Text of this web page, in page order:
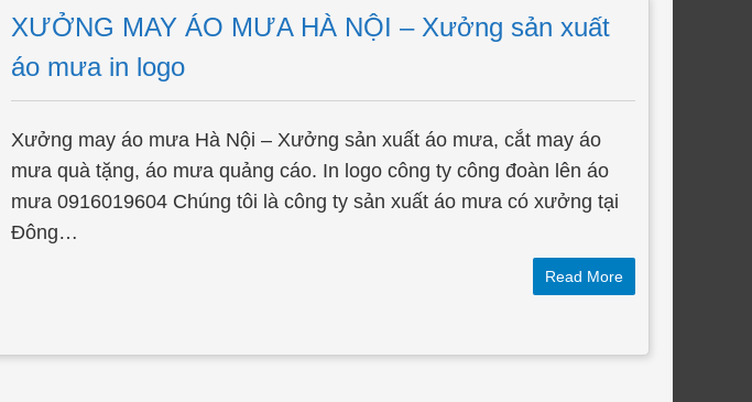
XƯỞNG MAY ÁO MƯA HÀ NỘI – Xưởng sản xuất
áo mưa in logo
Xưởng may áo mưa Hà Nội – Xưởng sản xuất áo mưa, cắt may áo
mưa quà tặng, áo mưa quảng cáo. In logo công ty công đoàn lên áo
mưa 0916019604 Chúng tôi là công ty sản xuất áo mưa có xưởng tại
Đông…
Read More